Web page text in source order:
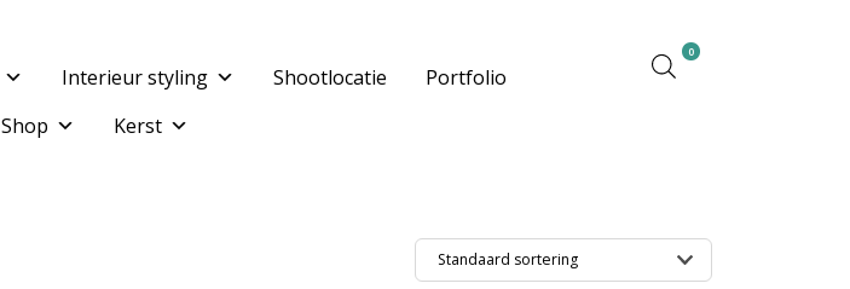
Interieur styling Shootlocatie
Portfolio
Shop Kerst
0